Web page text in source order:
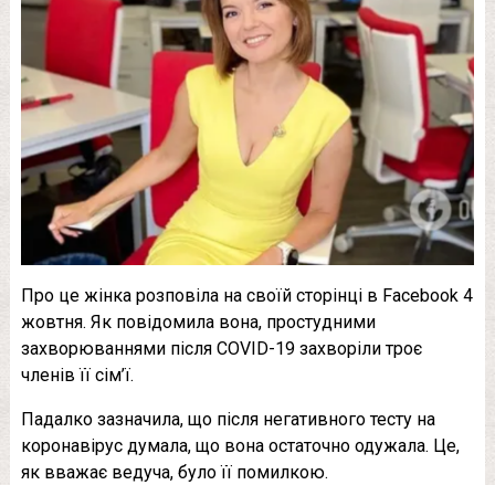
Про це жінка розповіла на своїй сторінці в Facebook 4
жовтня. Як повідомила вона, простудними
захворюваннями після COVID-19 захворіли троє
членів її сім’ї.
Падалко зазначила, що після негативного тесту на
коронавірус думала, що вона остаточно одужала. Це,
як вважає ведуча, було її помилкою.